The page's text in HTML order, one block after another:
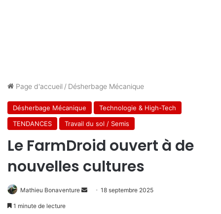
Page d'accueil / Désherbage Mécanique
Désherbage Mécanique
Technologie & High-Tech
TENDANCES
Travail du sol / Semis
Le FarmDroid ouvert à de
nouvelles cultures
Mathieu Bonaventure
Envoyer18 septembre 2025
1 minute de lecture